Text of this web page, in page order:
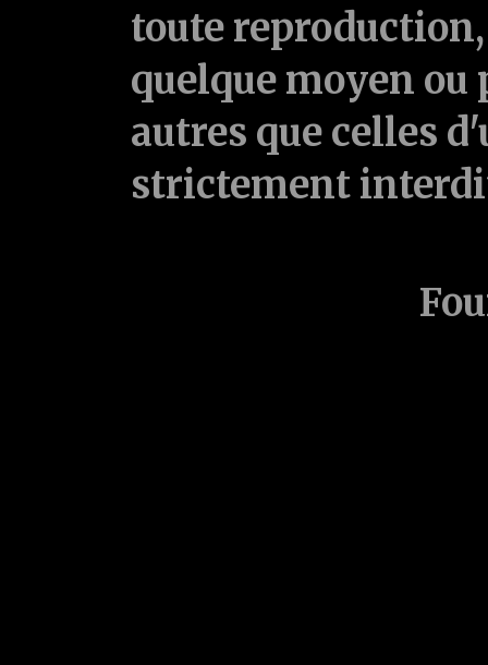
toute
quelque moyen ou
autres que celles
strictement